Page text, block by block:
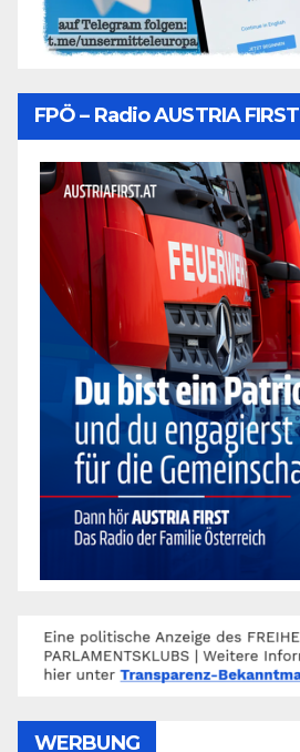
FPÖ – Radio AUSTRIA FIRST
WERBUNG